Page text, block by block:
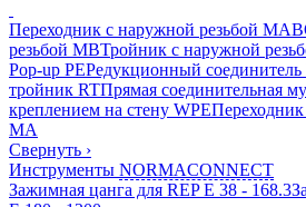
Переходник с наружной резьбой MAB
резьбой MBТройник с наружной
Pop-up PEРедукционный соединитель
тройник RTПрямая соединительная
креплением на стену WPE
MA
Свернуть ›
Инструменты NORMACONNECT
Зажимная цанга для REP E 38 - 168.3